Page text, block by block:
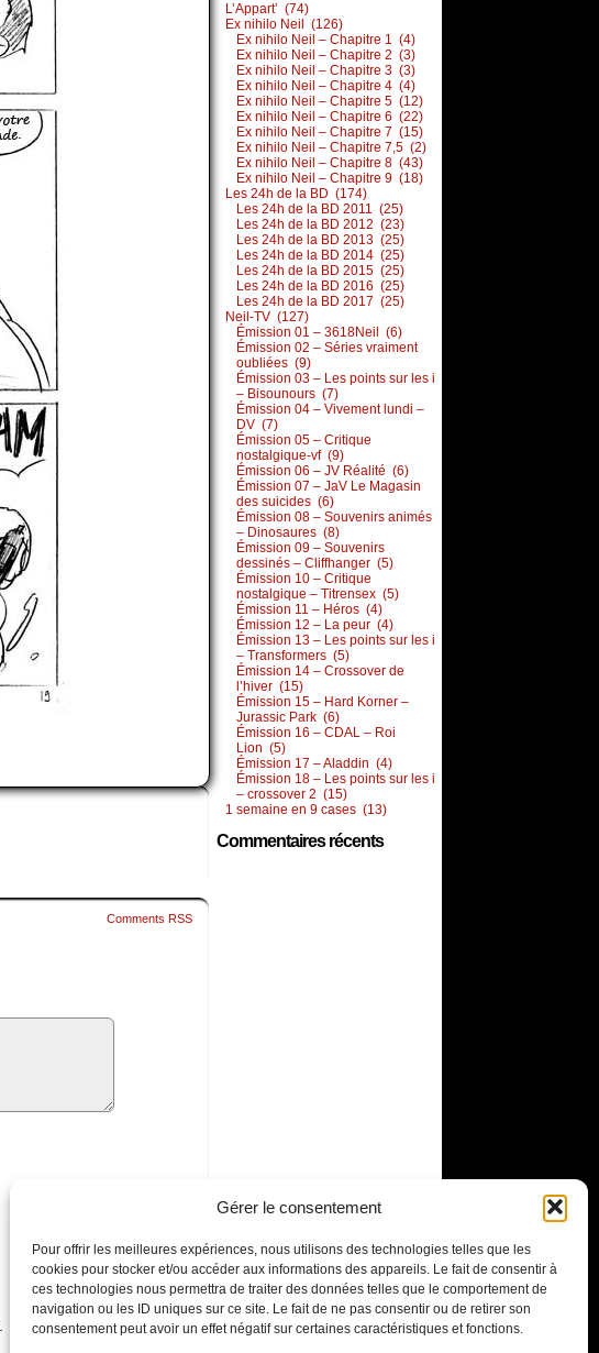
Gérer le consentement
Pour offrir les meilleures expériences, nous utilisons des technologies telles que les
cookies pour stocker et/ou accéder aux informations des appareils. Le fait de consentir à
ces technologies nous permettra de traiter des données telles que le comportement de
navigation ou les ID uniques sur ce site. Le fait de ne pas consentir ou de retirer son
consentement peut avoir un effet négatif sur certaines caractéristiques et fonctions.
Comments RSS
L’Appart’ (74)
Ex nihilo Neil (126)
Ex nihilo Neil – Chapitre 1 (4)
Ex nihilo Neil – Chapitre 2 (3)
Ex nihilo Neil – Chapitre 3 (3)
Ex nihilo Neil – Chapitre 4 (4)
Ex nihilo Neil – Chapitre 5 (12)
Ex nihilo Neil – Chapitre 6 (22)
Ex nihilo Neil – Chapitre 7 (15)
Ex nihilo Neil – Chapitre 7,5 (2)
Ex nihilo Neil – Chapitre 8 (43)
Ex nihilo Neil – Chapitre 9 (18)
Les 24h de la BD (174)
Les 24h de la BD 2011 (25)
Les 24h de la BD 2012 (23)
Les 24h de la BD 2013 (25)
Les 24h de la BD 2014 (25)
Les 24h de la BD 2015 (25)
Les 24h de la BD 2016 (25)
Les 24h de la BD 2017 (25)
Neil-TV (127)
Émission 01 – 3618Neil (6)
Émission 02 – Séries vraiment
oubliées (9)
Émission 03 – Les points sur les i
– Bisounours (7)
Émission 04 – Vivement lundi –
DV (7)
Émission 05 – Critique
nostalgique-vf (9)
Émission 06 – JV Réalité (6)
Émission 07 – JaV Le Magasin
des suicides (6)
Émission 08 – Souvenirs animés
– Dinosaures (8)
Émission 09 – Souvenirs
dessinés – Cliffhanger (5)
Émission 10 – Critique
nostalgique – Titrensex (5)
Émission 11 – Héros (4)
Émission 12 – La peur (4)
Émission 13 – Les points sur les i
– Transformers (5)
Émission 14 – Crossover de
l’hiver (15)
Émission 15 – Hard Korner –
Jurassic Park (6)
Émission 16 – CDAL – Roi
Lion (5)
Émission 17 – Aladdin (4)
Émission 18 – Les points sur les i
– crossover 2 (15)
1 semaine en 9 cases (13)
Commentaires récents